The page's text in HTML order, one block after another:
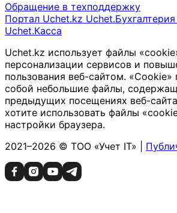
Обращение в техподдержку
Портал Uchet.kz Uchet.Бухгалтерия
Uchet.Касса
Uchet.kz использует файлы
персонализации сервисов и
пользования веб-сайтом. «Cookie»
собой небольшие файлы,
предыдущих посещениях веб-
хотите использовать файлы
настройки браузера.
2021–2026 © ТОО «Учет IT» |